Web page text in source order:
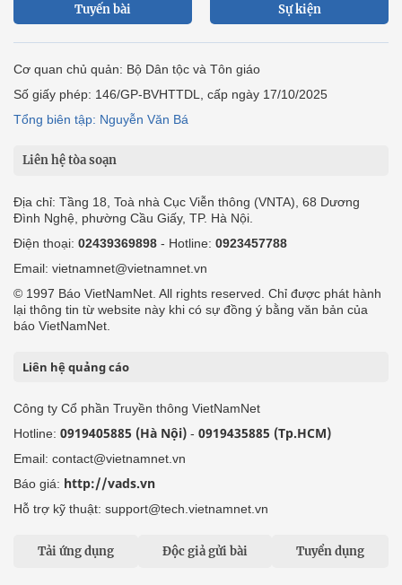
Tuyến bài Sự kiện
Cơ quan chủ quản: Bộ Dân tộc và Tôn giáo
Số giấy phép: 146/GP-BVHTTDL, cấp ngày 17/10/2025
Tổng biên tập: Nguyễn Văn Bá
Liên hệ tòa soạn
Địa chỉ: Tầng 18, Toà nhà Cục Viễn thông (VNTA), 68 Dương
Đình Nghệ, phường Cầu Giấy, TP. Hà Nội.
Điện thoại: 02439369898 - Hotline: 0923457788
Email: vietnamnet@vietnamnet.vn
© 1997 Báo VietNamNet. All rights reserved. Chỉ được phát hành
lại thông tin từ website này khi có sự đồng ý bằng văn bản của
báo VietNamNet.
Liên hệ quảng cáo
Công ty Cổ phần Truyền thông VietNamNet
Hotline: 0919405885 (Hà Nội) - 0919435885 (Tp.HCM)
Email: contact@vietnamnet.vn
Báo giá: http://vads.vn
Hỗ trợ kỹ thuật: support@tech.vietnamnet.vn
Tải ứng dụng Độc giả gửi bài Tuyển dụng